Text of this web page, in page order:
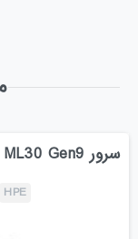
سرور HPE ProLiant ML30 Gen9
HPE